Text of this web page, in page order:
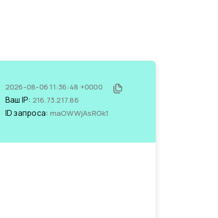
2026-08-06 11:36:48 +0000
Ваш IP: 216.73.217.86
ID запроса: maOWWjAsRGk1